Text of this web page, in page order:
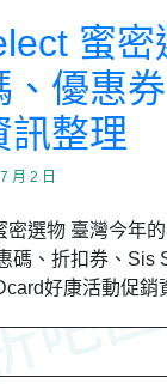
蜜密
、優惠
訊整理
月 2 日
密選物 臺灣今年
碼、折扣券、Sis
好康活動促